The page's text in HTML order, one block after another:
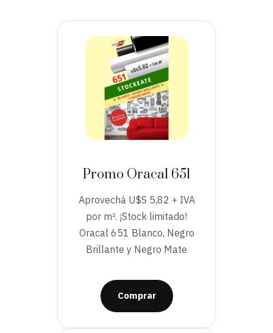
Promo Oracal 651
Aprovechá U$S 5,82 + IVA
por m². ¡Stock limitado!
Oracal 651 Blanco, Negro
Brillante y Negro Mate
Comprar